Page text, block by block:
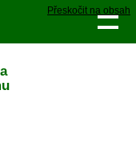
Přeskočit na obsah